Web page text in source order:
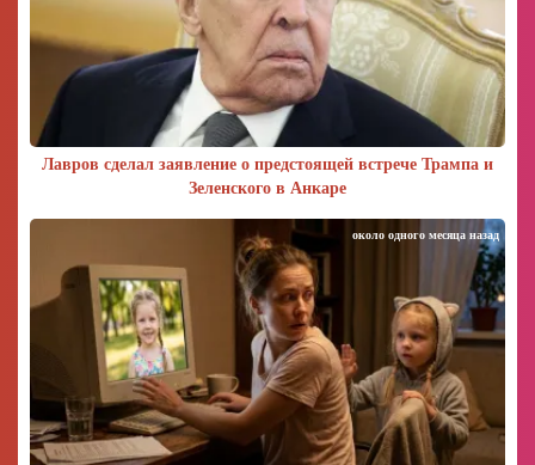
Лавров сделал заявление о предстоящей встрече Трампа и
Зеленского в Анкаре
около одного месяца назад